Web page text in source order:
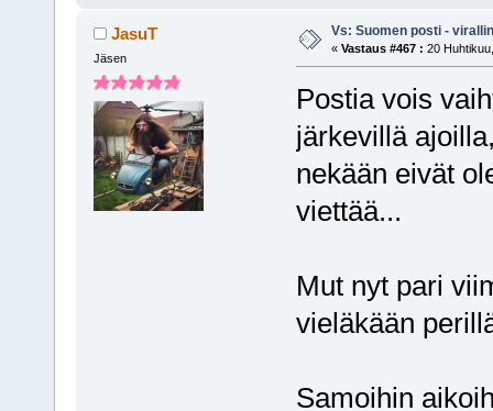
JasuT
Jäsen
Vs: Suomen posti -
« Vastaus #467 : 20
Postia vois
järkevillä
nekään eivät
viettää...
Mut nyt pari
vieläkään
Samoihin